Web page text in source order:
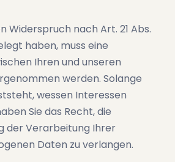
Widerspruch nach Art. 21 Abs.
haben, muss eine
Ihren und unseren
werden. Solange
wessen Interessen
Sie das Recht, die
der Verarbeitung Ihrer
Daten zu verlangen.